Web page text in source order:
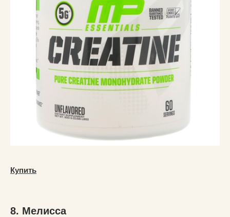
Купить
8. Мелисса